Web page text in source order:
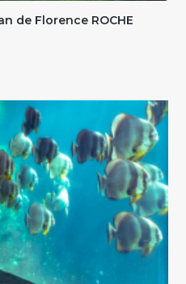
de Florence ROCHE